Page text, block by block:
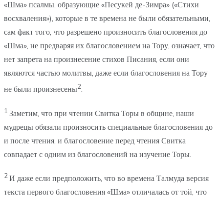
«Шма» псалмы, образующие «Песукей де-Зимра» («Стихи
восхваления»), которые в те времена не были обязательными,
сам факт того, что разрешено произносить благословения до
«Шма», не предваряя их благословением на Тору, означает, что
нет запрета на произнесение стихов Писания, если они
являются частью молитвы, даже если благословения на Тору
не были произнесены2.
1 Заметим, что при чтении Свитка Торы в общине, наши
мудрецы обязали произносить специальные благословения до
и после чтения, и благословение перед чтения Свитка
совпадает с одним из благословений на изучение Торы.
2 И даже если предположить, что во времена Талмуда версия
текста первого благословения «Шма» отличалась от той, что